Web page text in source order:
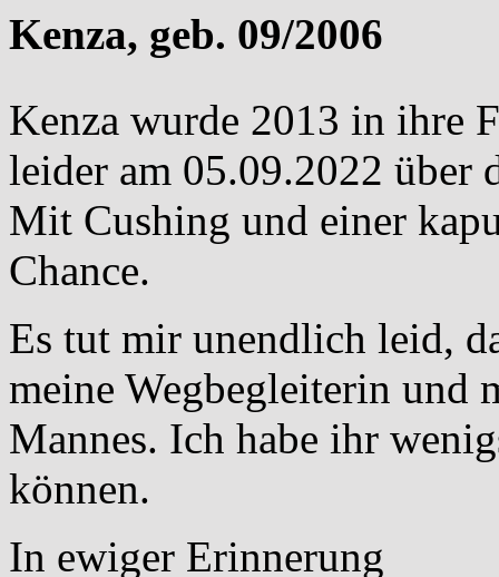
Kenza, geb. 09/2006
Kenza wurde 2013 in ihre
leider am 05.09.2022 über
Mit Cushing und einer
Chance.
Es tut mir unendlich leid,
meine Wegbegleiterin und
Mannes. Ich habe ihr
können.
In ewiger Erinnerung